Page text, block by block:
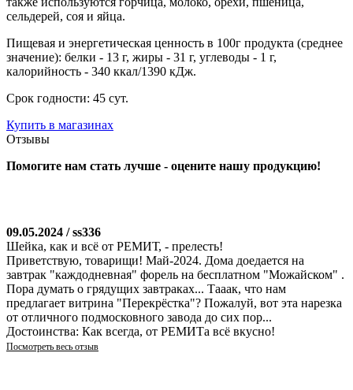
сельдерей, соя и яйца.
Пищевая и энергетическая ценность в 100г продукта (среднее
значение): белки - 13 г, жиры - 31 г, углеводы - 1 г,
калорийность - 340 ккал/1390 кДж.
Срок годности: 45 сут.
Купить в магазинах
Отзывы
Помогите нам стать лучше - оцените нашу продукцию!
09.05.2024 / ss336
Шейка, как и всё от РЕМИТ, - прелесть!
Приветствую, товарищи! Май-2024. Дома доедается на
завтрак "каждодневная" форель на бесплатном "Можайском" .
Пора думать о грядущих завтраках... Тааак, что нам
предлагает витрина "Перекрёстка"? Пожалуй, вот эта нарезка
от отличного подмосковного завода до сих пор...
Достоинства: Как всегда, от РЕМИТа всё вкусно!
Посмотреть весь отзыв